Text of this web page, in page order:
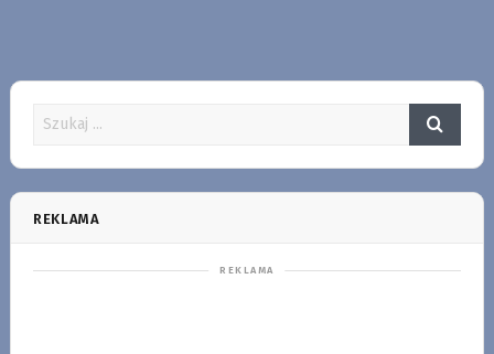
REKLAMA